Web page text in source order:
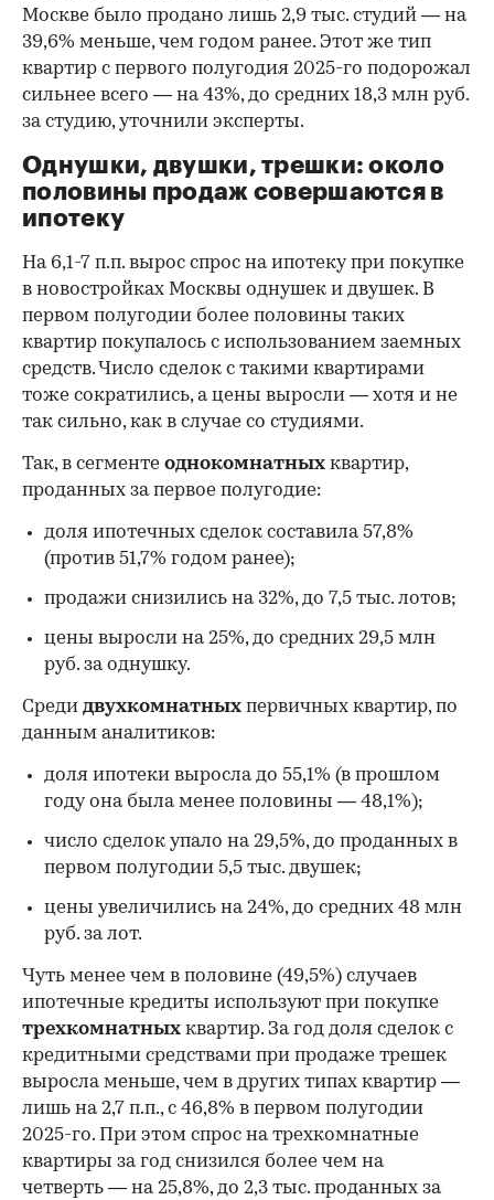
00:00 / 00:00
Москве было продано лишь 2,9 тыс. студий — на
39,6% меньше, чем годом ранее. Этот же тип
квартир с первого полугодия 2025-го подорожал
сильнее всего — на 43%, до средних 18,3 млн руб.
за студию, уточнили эксперты.
Однушки, двушки, трешки: около
половины продаж совершаются в
ипотеку
На 6,1-7 п.п. вырос спрос на ипотеку при покупке
в новостройках Москвы однушек и двушек. В
первом полугодии более половины таких
квартир покупалось с использованием заемных
средств. Число сделок с такими квартирами
тоже сократились, а цены выросли — хотя и не
так сильно, как в случае со студиями.
Так, в сегменте однокомнатных квартир,
проданных за первое полугодие:
доля ипотечных сделок составила 57,8%
(против 51,7% годом ранее);
продажи снизились на 32%, до 7,5 тыс. лотов;
цены выросли на 25%, до средних 29,5 млн
руб. за однушку.
Среди двухкомнатных первичных квартир, по
данным аналитиков:
доля ипотеки выросла до 55,1% (в прошлом
году она была менее половины — 48,1%);
число сделок упало на 29,5%, до проданных в
первом полугодии 5,5 тыс. двушек;
цены увеличились на 24%, до средних 48 млн
руб. за лот.
Чуть менее чем в половине (49,5%) случаев
ипотечные кредиты используют при покупке
трехкомнатных квартир. За год доля сделок с
кредитными средствами при продаже трешек
выросла меньше, чем в других типах квартир —
лишь на 2,7 п.п., с 46,8% в первом полугодии
2025-го. При этом спрос на трехкомнатные
квартиры за год снизился более чем на
четверть — на 25,8%, до 2,3 тыс. проданных за